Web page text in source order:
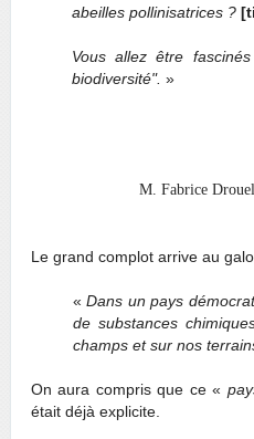
abeilles pollinisatrices ?
Vous allez être
biodiversité".»
M. Fabrice
Le grand complot arrive au
«Dans un pays
de substances
champs et sur nos
On aura compris que ce «
était déjà explicite.